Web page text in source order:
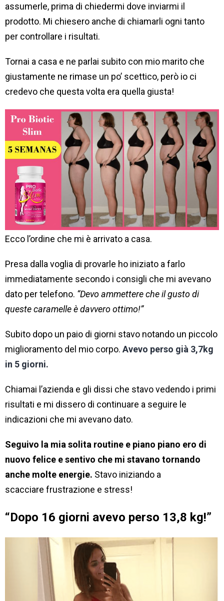
assumerle, prima di chiedermi dove inviarmi il
prodotto. Mi chiesero anche di chiamarli ogni tanto
per controllare i risultati.
Tornai a casa e ne parlai subito con mio marito che
giustamente ne rimase un po’ scettico, però io ci
credevo che questa volta era quella giusta!
Ecco l’ordine che mi è arrivato a casa.
Presa dalla voglia di provarle ho iniziato a farlo
immediatamente secondo i consigli che mi avevano
dato per telefono. “Devo ammettere che il gusto di
queste caramelle è davvero ottimo!”
Subito dopo un paio di giorni stavo notando un piccolo
miglioramento del mio corpo. Avevo perso già 3,7kg
in 5 giorni.
Chiamai l’azienda e gli dissi che stavo vedendo i primi
risultati e mi dissero di continuare a seguire le
indicazioni che mi avevano dato.
Seguivo la mia solita routine e piano piano ero di
nuovo felice e sentivo che mi stavano tornando
anche molte energie. Stavo iniziando a
scacciare frustrazione e stress!
“Dopo 16 giorni avevo perso 13,8 kg!”